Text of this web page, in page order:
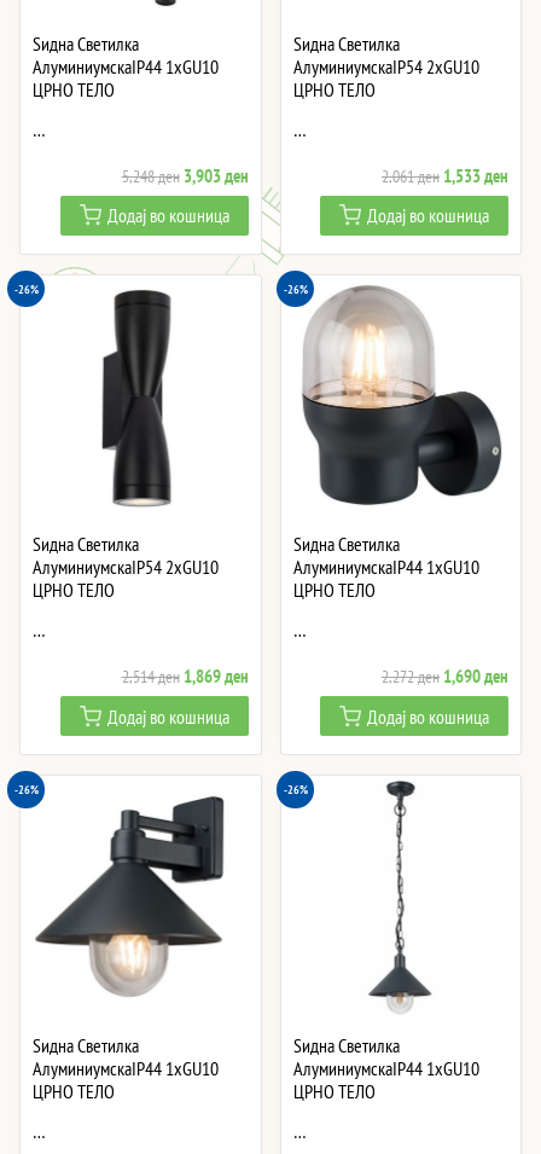
Ѕидна Светилка
АлуминиумскаIP44 1xGU10
ЦРНО ТЕЛО
…
5,248ден Original
price
was:
5,248 ден.
3,903денCurrent
price
3,903 ден.
Додај во кошница
Ѕидна Светилка
АлуминиумскаIP54 2xGU10
ЦРНО ТЕЛО
…
2,061ден Original
price
was:
2,061 ден.
1,533ден
price
Додај во кошница
-26%
Ѕидна Светилка
АлуминиумскаIP54 2xGU10
ЦРНО ТЕЛО
…
2,514ден Original
price
was:
2,514 ден.
1,869денCurrent
price
is:
1,869 ден.
Додај во кошница
-26%
Ѕидна Светилка
АлуминиумскаIP44 1xGU10
ЦРНО ТЕЛО
…
2,272ден Original
price
was:
2,272 ден.
1,690ден
price
is:
Додај во кошница
-26%
Ѕидна Светилка
АлуминиумскаIP44 1xGU10
ЦРНО ТЕЛО
…
-26%
Ѕидна Светилка
АлуминиумскаIP44 1xGU10
ЦРНО ТЕЛО
…